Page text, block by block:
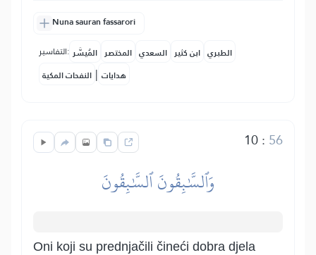
Nuna sauran fassarori
التفاسير: المُيسَّر المختصر السعدي ابن كثير الطبري
النفحات المكية | هدايات
10: 56
وَٱلسَّٰبِقُونَ ٱلسَّٰبِقُونَ
Oni koji su prednjačili čineći dobra djela